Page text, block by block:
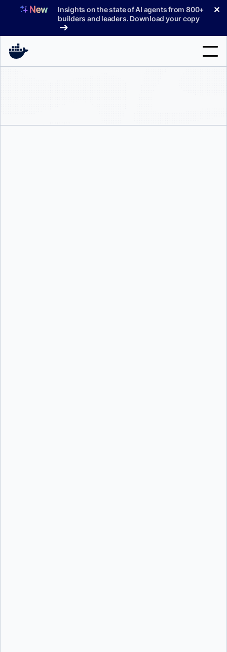
へ
Insights on the state of AI agents from 800+
builders and leaders. Download your copy
✕
サポート